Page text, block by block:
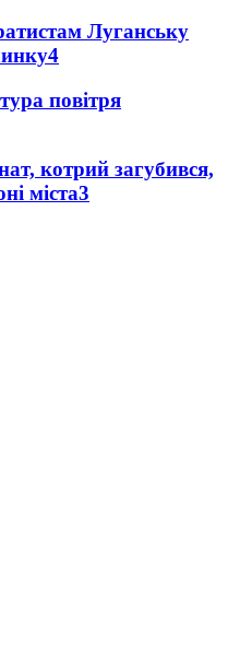
Луганську
4
повітря
котрий загубився,
міста3